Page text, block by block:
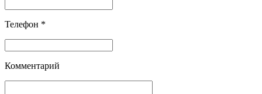
Телефон *
Комментарий